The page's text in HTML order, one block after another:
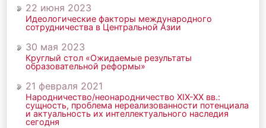
22 июня 2023
Идеологические факторы международного
сотрудничества в Центральной Азии
30 мая 2023
Круглый стол «Ожидаемые результаты
образовательной реформы»
21 февраля 2021
Народничество/неонародничество ХIХ-ХХ вв.:
сущность, проблема нереализованности потенциала
и актуальность их интеллектуального наследия
сегодня